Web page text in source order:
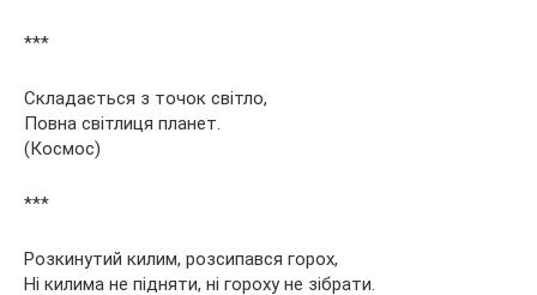
***
Складається з точок світло,
Повна світлиця планет.
(Космос)
***
Розкинутий килим, розсипався горох,
Ні килима не підняти, ні гороху не зібрати.